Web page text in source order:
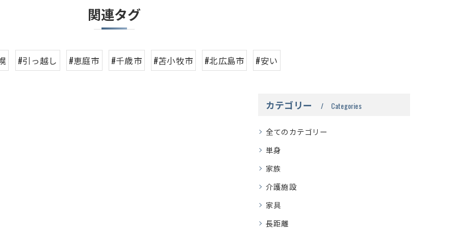
関連タグ
#引っ越し #恵庭市 #千歳市 #苫小牧市 #北広島市 #安い
カテゴリー Categories
全てのカテゴリー
単身
家族
介護施設
家具
長距離